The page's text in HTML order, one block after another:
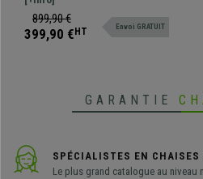
Bleu
design moderne, excellente
qualité, et confort optimal.
899,90 €
399,90 € HT Envoi GRATUIT
GARANTIE
SPÉCIALISTES EN CHAISES
Le plus grand catalogue au niveau